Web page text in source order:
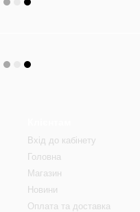
Вхід до кабінету
Головна
Магазин
Новини
Оплата та доставка